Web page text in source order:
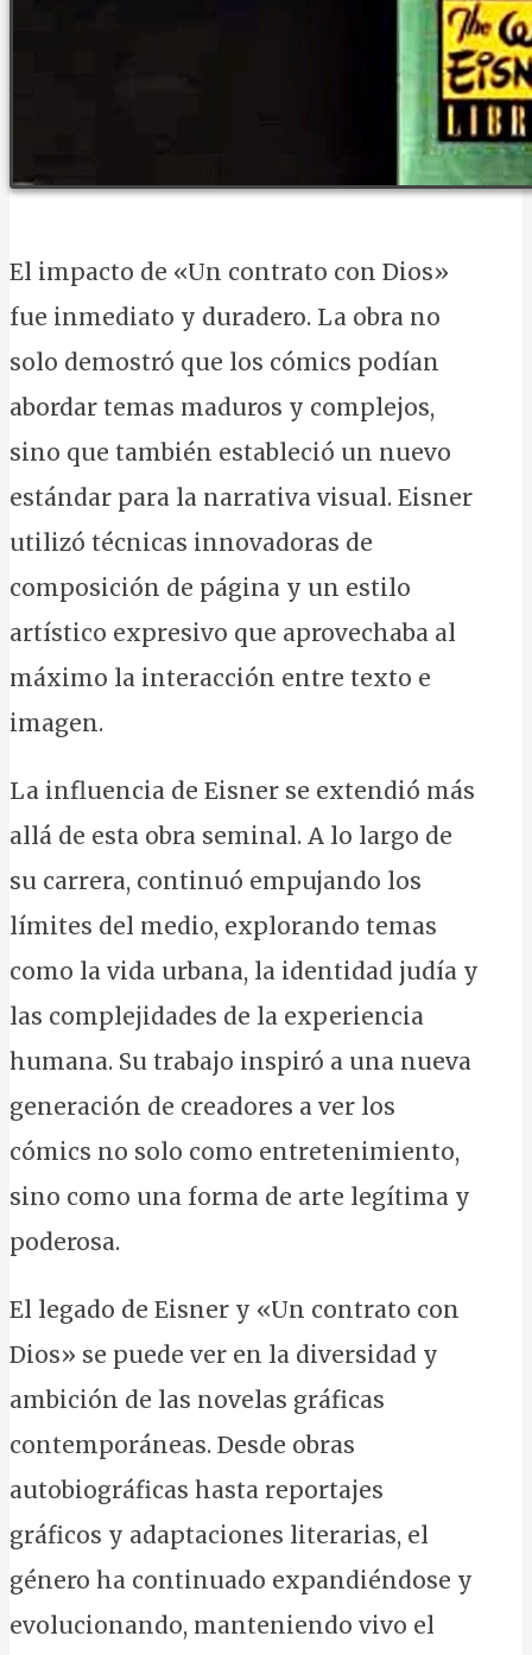
El impacto de «Un contrato con Dios»
fue inmediato y duradero. La obra no
solo demostró que los cómics podían
abordar temas maduros y complejos,
sino que también estableció un nuevo
estándar para la narrativa visual. Eisner
utilizó técnicas innovadoras de
composición de página y un estilo
artístico expresivo que aprovechaba al
máximo la interacción entre texto e
imagen.
La influencia de Eisner se extendió más
allá de esta obra seminal. A lo largo de
su carrera, continuó empujando los
límites del medio, explorando temas
como la vida urbana, la identidad judía y
las complejidades de la experiencia
humana. Su trabajo inspiró a una nueva
generación de creadores a ver los
cómics no solo como entretenimiento,
sino como una forma de arte legítima y
poderosa.
El legado de Eisner y «Un contrato con
Dios» se puede ver en la diversidad y
ambición de las novelas gráficas
contemporáneas. Desde obras
autobiográficas hasta reportajes
gráficos y adaptaciones literarias, el
género ha continuado expandiéndose y
evolucionando, manteniendo vivo el